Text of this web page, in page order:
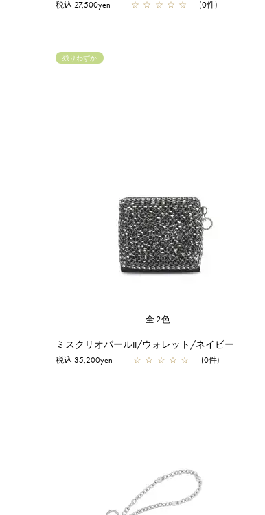
税込 27,500yen ☆ ☆ ☆ ☆ ☆ (0件)
残りわずか
全2色
ミスクリオパールII/ウォレット/ネイビー
税込 35,200yen ☆ ☆ ☆ ☆ ☆ (0件)